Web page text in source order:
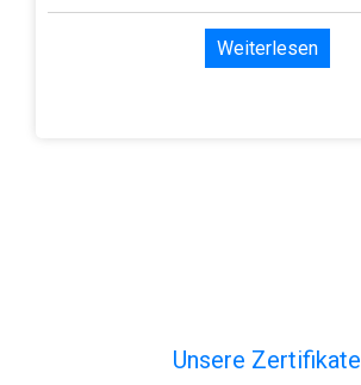
Weiterlesen
Unsere Zertifikate